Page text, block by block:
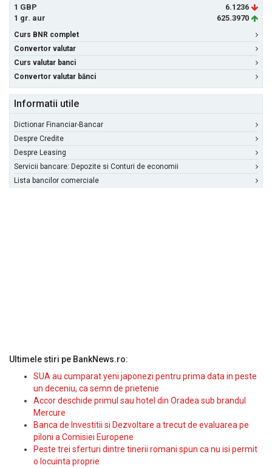
1 GBP
6.1236
1 gr. aur
625.3970
Curs BNR complet
Convertor valutar
Curs valutar banci
Convertor valutar bănci
Informatii utile
Dictionar Financiar-Bancar
Despre Credite
Despre Leasing
Servicii bancare: Depozite si Conturi de economii
Lista bancilor comerciale
Ultimele stiri pe BankNews.ro:
SUA au cumparat yeni japonezi pentru prima data in peste
un deceniu, ca semn de prietenie
Accor deschide primul sau hotel din Oradea sub brandul
Mercure
Banca de Investitii si Dezvoltare a trecut de evaluarea pe
piloni a Comisiei Europene
Peste trei sferturi dintre tinerii romani spun ca nu isi permit
o locuinta proprie